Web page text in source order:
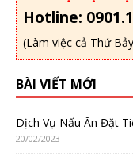
Hotline:
(Làm việc cả Thứ
BÀI VIẾT MỚI
Dịch Vụ Nấu Ăn Đặt
20/02/2023